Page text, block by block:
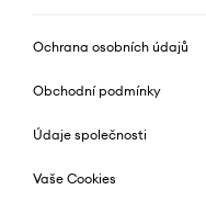
Ochrana osobních údajů
Obchodní podmínky
Údaje společnosti
Vaše Cookies